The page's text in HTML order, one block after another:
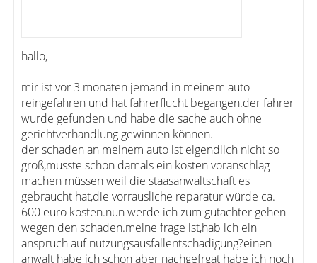
hallo,
mir ist vor 3 monaten jemand in meinem auto
reingefahren und hat fahrerflucht begangen.der fahrer
wurde gefunden und habe die sache auch ohne
gerichtverhandlung gewinnen können.
der schaden an meinem auto ist eigendlich nicht so
groß,musste schon damals ein kosten voranschlag
machen müssen weil die staasanwaltschaft es
gebraucht hat,die vorrausliche reparatur würde ca.
600 euro kosten.nun werde ich zum gutachter gehen
wegen den schaden.meine frage ist,hab ich ein
anspruch auf nutzungsausfallentschädigung?einen
anwalt habe ich schon aber nachgefrgat habe ich noch